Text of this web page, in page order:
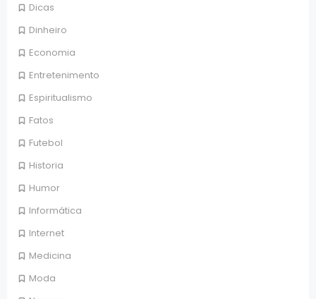
Dicas
Dinheiro
Economia
Entretenimento
Espiritualismo
Fatos
Futebol
Historia
Humor
Informática
Internet
Medicina
Moda